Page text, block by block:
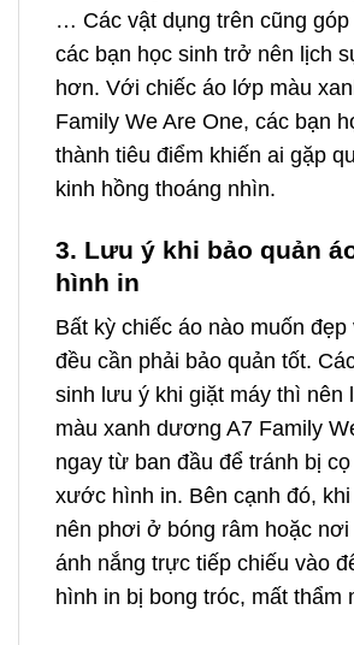
… Các vật dụng trên cũng góp
các bạn học sinh trở nên lịch
hơn. Với chiếc áo lớp màu
Family We Are One, các bạn
thành tiêu điểm khiến ai gặp
kinh hồng thoáng nhìn.
3. Lưu ý khi bảo quản
hình in
Bất kỳ chiếc áo nào muốn
đều cần phải bảo quản tốt.
sinh lưu ý khi giặt máy thì nên
màu xanh dương A7 Family
ngay từ ban đầu để tránh bị
xước hình in. Bên cạnh đó,
nên phơi ở bóng râm hoặc nơi
ánh nắng trực tiếp chiếu vào
hình in bị bong tróc, mất thẩm